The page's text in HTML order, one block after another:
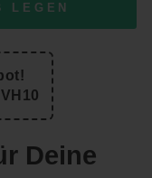
LEGEN
VH10
Deine